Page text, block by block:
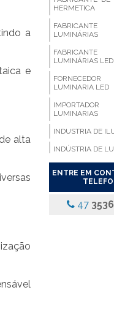
a
e
alta
HERMETICA
LUMINÁRIAS
LUMINÁRIAS LED
LUMINARIA LED
LUMINARIAS
INDUSTRIA DE
INDÚSTRIA DE
LUMINARIA
LED
LUMINARIA
ENTRE EM
47